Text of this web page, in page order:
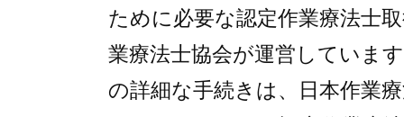
ために必要な認定作業療法士
業療法士協会が運営していま
の詳細な手続きは、日本作業